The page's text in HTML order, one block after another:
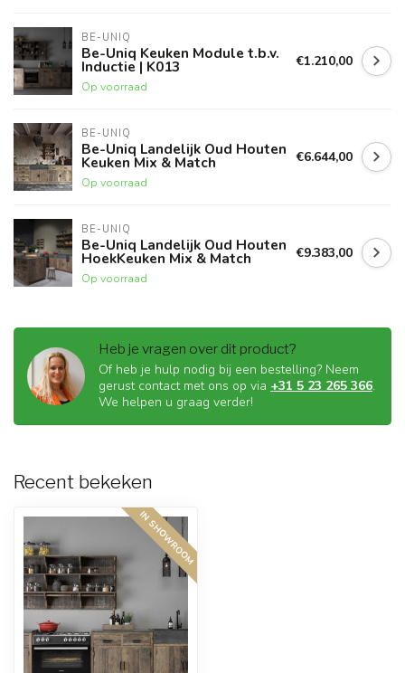
BE-UNIQ
Be-Uniq Keuken Module t.b.v.
Inductie | K013
Op voorraad
€1.210,00
BE-UNIQ
Be-Uniq Landelijk Oud Houten
Keuken Mix & Match
Op voorraad
€6.644,00
BE-UNIQ
Be-Uniq Landelijk Oud Houten
HoekKeuken Mix & Match
Op voorraad
€9.383,00
Heb je vragen over dit product?
Of heb je hulp nodig bij een bestelling? Neem
gerust contact met ons op via +31 5 23 265 366.
We helpen u graag verder!
Recent bekeken
IN SHOWROOM